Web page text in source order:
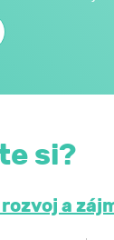
způsobem
to za účelem
mého
souhlas
si?
a